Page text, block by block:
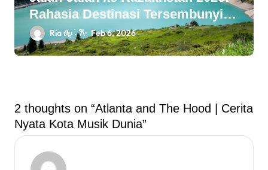
Rahasia Destinasi Tersembunyi
Asia Tengah!
Ria 𝜗𝜚 ࣪˖ ִ𐙚 Feb 6, 2026
2 thoughts on “Atlanta and The Hood | Cerita
Nyata Kota Musik Dunia”